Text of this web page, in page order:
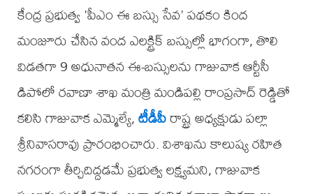
కేంద్ర ప్రభుత్వ 'పీఎం ఈ బ‌స్సు సేవ‌' పథకం కింద
మంజూరు చేసిన వంద ఎలక్ట్రిక్ బస్సుల్లో భాగంగా, తొలి
విడతగా 9 అధునాతన ఈ-బస్సులను గాజువాక ఆర్టీసీ
డిపోలో రవాణా శాఖ మంత్రి మండిపల్లి రాంప్రసాద్ రెడ్డితో
కలిసి గాజువాక ఎమ్మెల్యే,టీడీపీరాష్ట్ర అధ్యక్షుడు పల్లా
శ్రీనివాసరావు ప్రారంభించారు. విశాఖను కాలుష్య రహిత
నగరంగా తీర్చిదిద్దడమే ప్రభుత్వ లక్ష్యమని, గాజువాక